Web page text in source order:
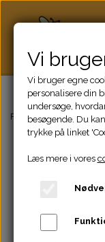
Forside Dronninger
Vi
Vi bruger egne
personalisere din
undersøge,
besøgende. Du
trykke på linket
Læs mere i vores